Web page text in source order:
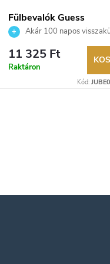
Fülbevalók Guess
JUBE06015JWRHT
Akár 100 napos
lehetőség. Hivatalos
11 325 Ft
Raktáron
Kód: